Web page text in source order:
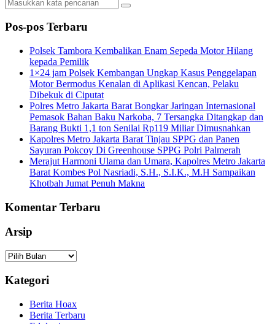
Pos-pos Terbaru
Polsek Tambora Kembalikan Enam Sepeda Motor Hilang
kepada Pemilik
1×24 jam Polsek Kembangan Ungkap Kasus Penggelapan
Motor Bermodus Kenalan di Aplikasi Kencan, Pelaku
Dibekuk di Ciputat
Polres Metro Jakarta Barat Bongkar Jaringan Internasional
Pemasok Bahan Baku Narkoba, 7 Tersangka Ditangkap dan
Barang Bukti 1,1 ton Senilai Rp119 Miliar Dimusnahkan
Kapolres Metro Jakarta Barat Tinjau SPPG dan Panen
Sayuran Pokcoy Di Greenhouse SPPG Polri Palmerah
Merajut Harmoni Ulama dan Umara, Kapolres Metro Jakarta
Barat Kombes Pol Nasriadi, S.H., S.I.K., M.H Sampaikan
Khotbah Jumat Penuh Makna
Komentar Terbaru
Arsip
Arsip
Kategori
Berita Hoax
Berita Terbaru